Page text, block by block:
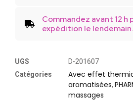
Commandez avant 12 h
expédition le lendemain.
UGS
D-201607
Catégories
Avec effet
aromatisées,
massages